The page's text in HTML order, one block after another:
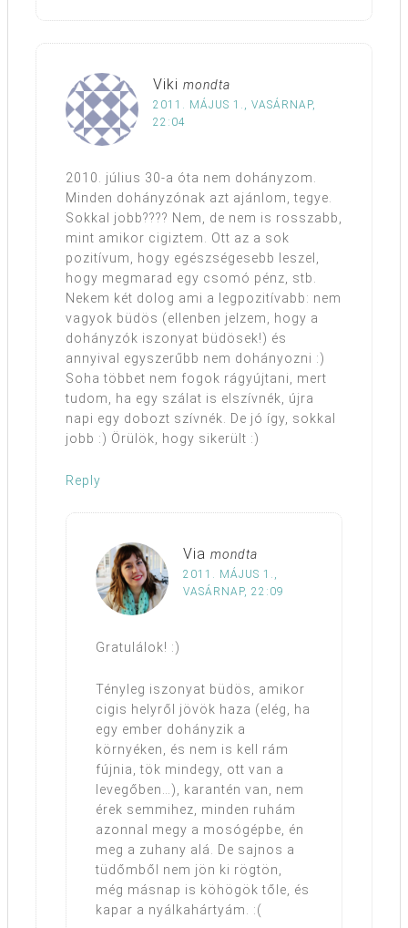
Viki mondta
2011. MÁJUS 1., VASÁRNAP,
22:04
2010. július 30-a óta nem dohányzom.
Minden dohányzónak azt ajánlom, tegye.
Sokkal jobb???? Nem, de nem is rosszabb,
mint amikor cigiztem. Ott az a sok
pozitívum, hogy egészségesebb leszel,
hogy megmarad egy csomó pénz, stb.
Nekem két dolog ami a legpozitívabb: nem
vagyok büdös (ellenben jelzem, hogy a
dohányzók iszonyat büdösek!) és
annyival egyszerűbb nem dohányozni :)
Soha többet nem fogok rágyújtani, mert
tudom, ha egy szálat is elszívnék, újra
napi egy dobozt szívnék. De jó így, sokkal
jobb :) Örülök, hogy sikerült :)
Reply
Via mondta
2011. MÁJUS 1.,
VASÁRNAP, 22:09
Gratulálok! :)
Tényleg iszonyat büdös, amikor
cigis helyről jövök haza (elég, ha
egy ember dohányzik a
környéken, és nem is kell rám
fújnia, tök mindegy, ott van a
levegőben…), karantén van, nem
érek semmihez, minden ruhám
azonnal megy a mosógépbe, én
meg a zuhany alá. De sajnos a
tüdőmből nem jön ki rögtön,
még másnap is köhögök tőle, és
kapar a nyálkahártyám. :(